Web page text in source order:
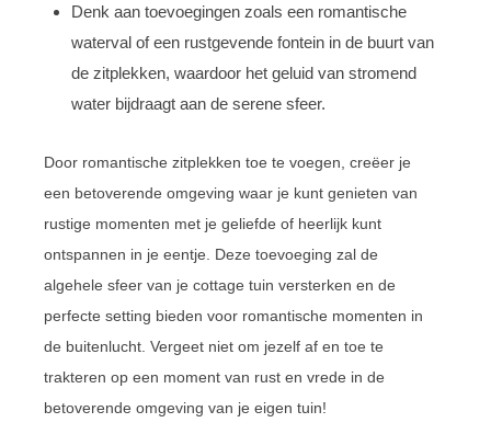
Denk aan toevoegingen zoals een romantische
waterval of een rustgevende fontein in de buurt van
de zitplekken, waardoor het geluid van stromend
water bijdraagt aan de serene sfeer.
Door romantische zitplekken toe te voegen, creëer je
een betoverende omgeving waar je kunt genieten van
rustige momenten met je geliefde of heerlijk kunt
ontspannen in je eentje. Deze toevoeging zal de
algehele sfeer van je cottage tuin versterken en de
perfecte setting bieden voor romantische momenten in
de buitenlucht. Vergeet niet om jezelf af en toe te
trakteren op een moment van rust en vrede in de
betoverende omgeving van je eigen tuin!